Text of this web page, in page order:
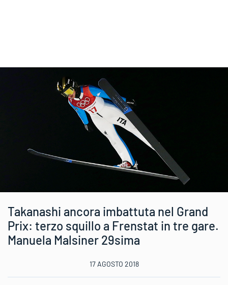
Takanashi ancora imbattuta nel Grand
Prix: terzo squillo a Frenstat in tre gare.
Manuela Malsiner 29sima
17 AGOSTO 2018